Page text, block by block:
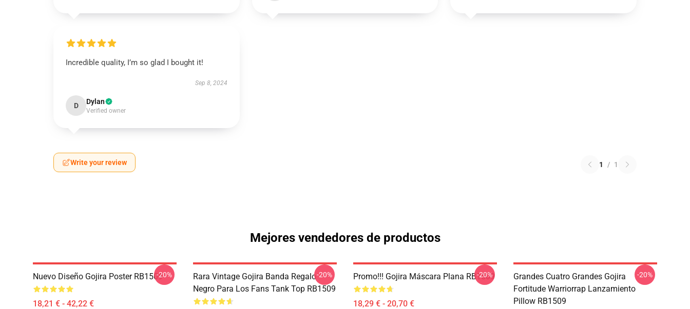
Incredible quality, I’m so glad I bought it!
Sep 8, 2024
D Dylan
Verified owner
Write your review 1 / 1
Mejores vendedores de productos
Nuevo Diseño Gojira Poster RB1509
18,21 € - 42,22 €
-20%
Rara Vintage Gojira Banda Regalo
Negro Para Los Fans Tank Top RB1509
-20% Promo!!! Gojira Máscara Plana RB1509
18,29 € - 20,70 €
-20%
Grandes Cuatro Grandes Gojira
Fortitude Warriorrap Lanzamiento
Pillow RB1509
-20%